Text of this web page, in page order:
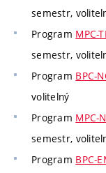
semestr,
Program MPC-
semestr,
Program BPC-
volitelný
Program MPC-
semestr,
Program BPC-